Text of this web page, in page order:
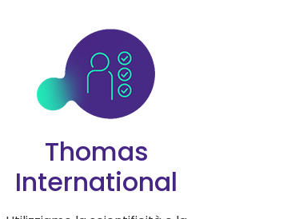
Thomas
International